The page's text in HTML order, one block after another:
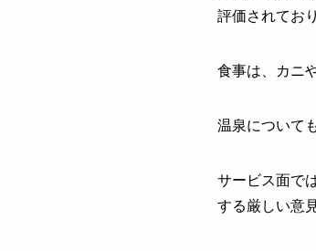
評価されてお
食事は、カニ
温泉について
サービス面で
する厳しい意